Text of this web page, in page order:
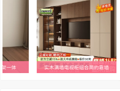
架一体 实木满墙电视柜组合简约靠墙